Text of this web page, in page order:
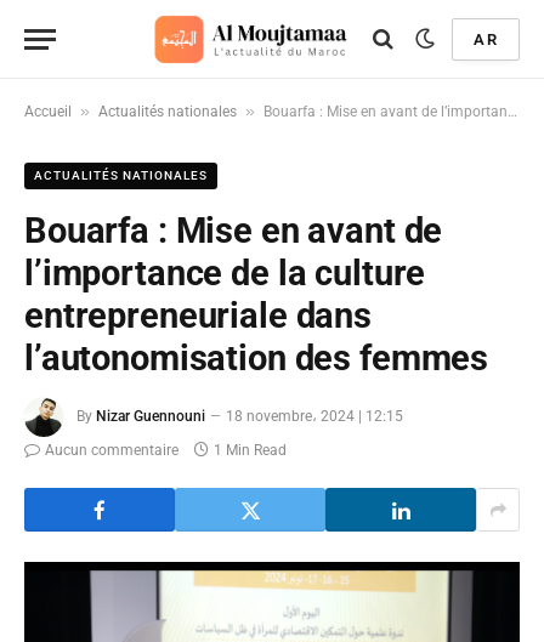
AR
Accueil » Actualités nationales » Bouarfa : Mise en avant de l’importance de la culture entrepreneuriale dans l’autonomisation des femmes
ACTUALITÉS NATIONALES
Bouarfa : Mise en avant de
l’importance de la culture
entrepreneuriale dans
l’autonomisation des femmes
By Nizar Guennouni
18 novembre، 2024 | 12:15
Aucun commentaire
1 Min Read